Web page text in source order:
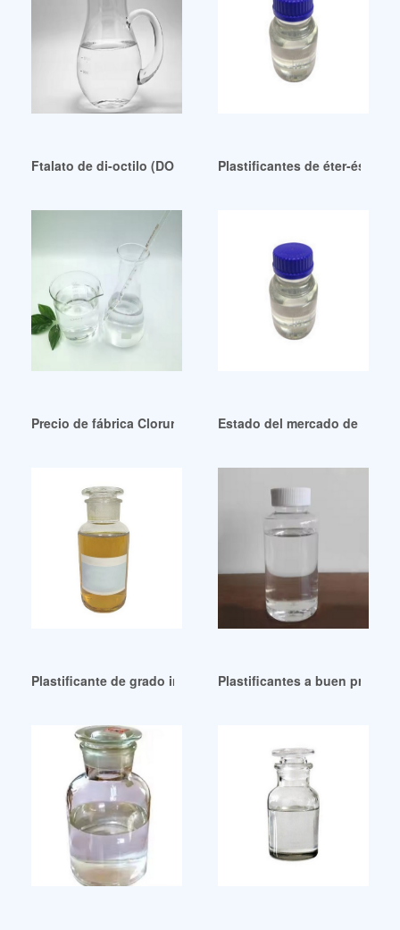
Ftalato de di-octilo (DOP) ecológico y ecológico de
Plastificantes de éter-éster a
Precio de fábrica Cloruro de polivinilo y plastificantes
Estado del mercado de
Plastificante de grado industrial para zapatillas (esbo)/dop
Plastificantes a buen precio